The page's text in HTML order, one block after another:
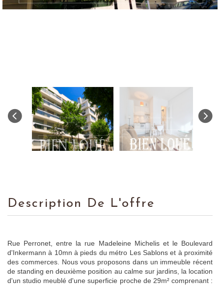
Description De L'offre
Rue Perronet, entre la rue Madeleine Michelis et le Boulevard
d'Inkermann à 10mn à pieds du métro Les Sablons et à proximité
des commerces. Nous vous proposons dans un immeuble récent
de standing en deuxième position au calme sur jardins, la location
d'un studio meublé d'une superficie proche de 29m² comprenant :